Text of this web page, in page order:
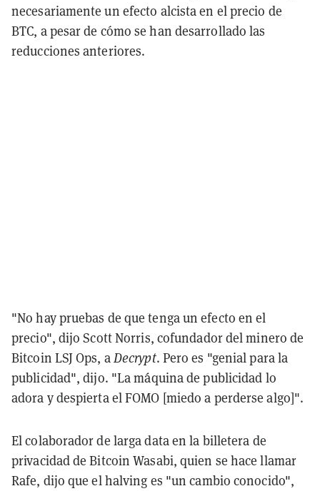
necesariamente un efecto alcista en el precio de
BTC, a pesar de cómo se han desarrollado las
reducciones anteriores.
"No hay pruebas de que tenga un efecto en el
precio", dijo Scott Norris, cofundador del minero de
Bitcoin LSJ Ops, a Decrypt. Pero es "genial para la
publicidad", dijo. "La máquina de publicidad lo
adora y despierta el FOMO [miedo a perderse algo]".
El colaborador de larga data en la billetera de
privacidad de Bitcoin Wasabi, quien se hace llamar
Rafe, dijo que el halving es "un cambio conocido",